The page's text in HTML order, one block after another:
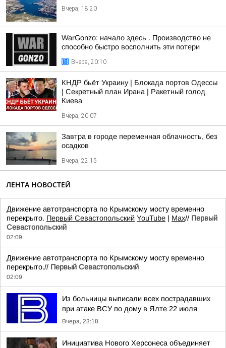
Вчера, 18:20
WarGonzo: начало здесь . Производство не
способно быстро восполнить эти потери
Вчера, 20:10
КНДР бьёт Украину | Блокада портов Одессы
| Секретный план Ирана | Ракетный голод
Киева
Вчера, 20:07
Завтра в городе переменная облачность, без
осадков
Вчера, 22:15
ЛЕНТА НОВОСТЕЙ
Движение автотранспорта по Крымскому мосту временно
перекрыто. Первый Севастопольский YouTube | Max// Первый
Севастопольский
02:09
Движение автотранспорта по Крымскому мосту временно
перекрыто.// Первый Севастопольский
02:09
Из больницы выписали всех пострадавших
при атаке ВСУ по дому в Ялте 22 июля
Вчера, 23:18
Инициатива Нового Херсонеса объединяет